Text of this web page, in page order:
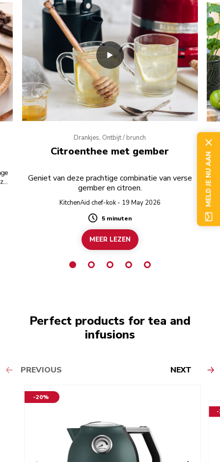
Drankjes, Ontbijt / brunch
Citroenthee met gember
Geniet van deze prachtige combinatie van verse
gember en citroen.
KitchenAid chef-kok - 19 May 2026
Duration
5 minuten
MEER LEZEN
Perfect products for tea and
infusions
PREVIOUS NEXT
-20%
-
MELD JE NU AAN